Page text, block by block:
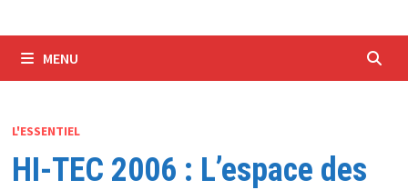
MENU
L'ESSENTIEL
HI-TEC 2006 : L’espace des